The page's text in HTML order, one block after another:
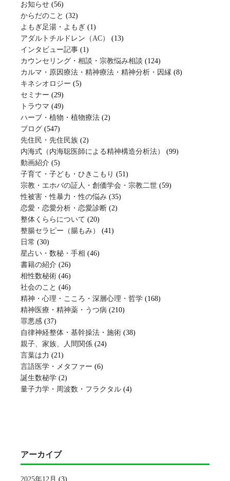
お知らせ (56)
からだのこと (32)
よもぎ足湯・よもぎ (1)
アダルトチルドレン（AC）
(13)
インタビュー記事 (1)
カウンセリング・相談・宗教悩み相談 (124)
カルマ・原因療法・精神療法・精神分析・因縁 (8)
キネシオロジー (5)
セミナー (29)
トラウマ (49)
ハーブ・植物・植物療法 (2)
ブログ (547)
先住民・先住民族 (2)
内海式（内海聡医師による精神構造分析法）
(99)
動画紹介 (5)
子育て・子ども・ひきこもり (51)
宗教・エホバの証人・創価学会・宗教二世 (59)
性被害・性暴力・性の悩み (35)
恋愛・恋愛分析・恋愛診断 (2)
整体くららについて (20)
整腸セラピー（腸もみ）
(41)
日常 (30)
星占い・数秘・手相 (46)
書籍の紹介 (26)
相性数秘術 (46)
社会のこと (46)
精神・心理・こころ・深層心理・哲学 (168)
精神医療・精神薬・うつ病 (210)
罪悪感 (37)
自律神経整体・基幹操法・施術 (38)
親子、家族、人間関係 (24)
言葉は力 (21)
言語医学・メタファー (6)
誕生数秘学 (2)
量子力学・周波数・フラクタル (4)
アーカイブ
2025年12月 (3)